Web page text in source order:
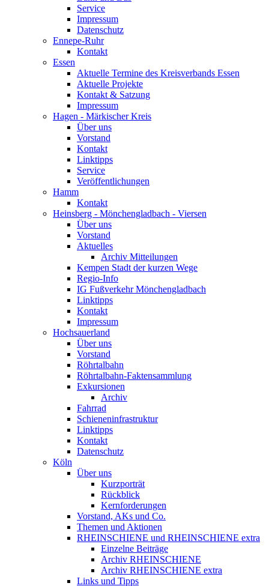
Service
Impressum
Datenschutz
Ennepe-Ruhr
Kontakt
Essen
Aktuelle Termine des Kreisverbands Essen
Aktuelle Projekte
Kontakt & Satzung
Impressum
Hagen - Märkischer Kreis
Über uns
Vorstand
Kontakt
Linktipps
Service
Veröffentlichungen
Hamm
Kontakt
Heinsberg - Mönchengladbach - Viersen
Über uns
Vorstand
Aktuelles
Archiv Mitteilungen
Kempen Stadt der kurzen Wege
Regio-Info
IG Fußverkehr Mönchengladbach
Linktipps
Kontakt
Impressum
Hochsauerland
Über uns
Vorstand
Röhrtalbahn
Röhrtalbahn-Faktensammlung
Exkursionen
Archiv
Fahrrad
Schieneninfrastruktur
Linktipps
Kontakt
Datenschutz
Köln
Über uns
Kurzporträt
Rückblick
Kernforderungen
Vorstand, AKs und Co.
Themen und Aktionen
RHEINSCHIENE und RHEINSCHIENE extra
Einzelne Beiträge
Archiv RHEINSCHIENE
Archiv RHEINSCHIENE extra
Links und Tipps